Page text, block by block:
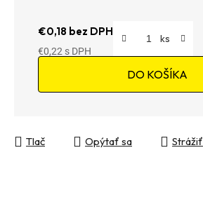
€0,18 bez DPH
€0,22
DO KOŠÍKA
Tlač Opýtať sa Strážiť